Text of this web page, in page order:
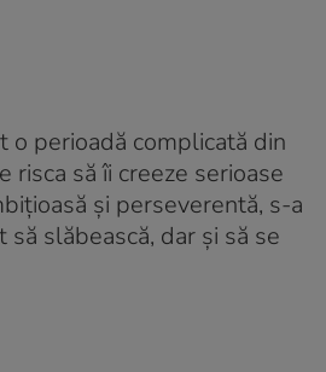
o perioadă complicată din
risca să îi creeze serioase
și perseverentă, s-a
slăbească, dar și să se